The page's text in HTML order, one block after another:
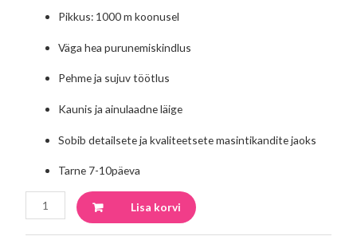
Pikkus: 1000 m koonusel
Väga hea purunemiskindlus
Pehme ja sujuv töötlus
Kaunis ja ainulaadne läige
Sobib detailsete ja kvaliteetsete masintikandite jaoks
Tarne 7-10päeva
Lisa korvi